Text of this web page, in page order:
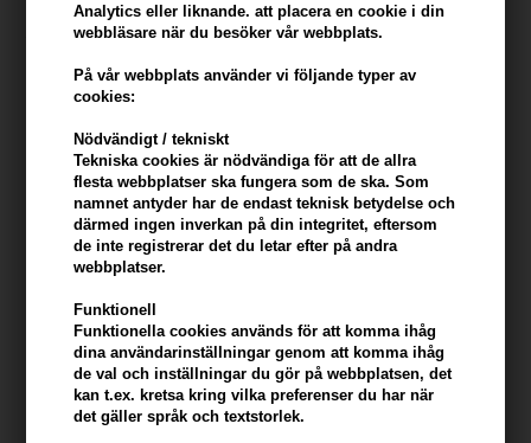
Analytics eller liknande. att placera en cookie i din
webbläsare när du besöker vår webbplats.
På vår webbplats använder vi följande typer av
cookies:
Nödvändigt / tekniskt
Tekniska cookies är nödvändiga för att de allra
flesta webbplatser ska fungera som de ska. Som
namnet antyder har de endast teknisk betydelse och
därmed ingen inverkan på din integritet, eftersom
de inte registrerar det du letar efter på andra
webbplatser.
Funktionell
Funktionella cookies används för att komma ihåg
dina användarinställningar genom att komma ihåg
de val och inställningar du gör på webbplatsen, det
kan t.ex. kretsa kring vilka preferenser du har när
det gäller språk och textstorlek.
Evolve Nightly Renew Facial Cream är en lugnande nattkräm som
tillför lite mer zen i din kvällsrutin. Utvecklad som den perfekta
partnern till Daily Renew Faical Cream - denna sensoriska nattkräm
hjälper till att avgifta, jämna ut och fast hud medan du sover.
Evolve Nightly Renew Facial Cream innehåller en avslappnande
kombination av tio eteriska oljor som skapar en känsla av lugn och
förbättrar sömnkvaliteten.
Ansökan
Applicera på ansikte, hals och dekolletage på kvällen som det sista
steget i din rutin.
Storlek: 30ml
Evolve Organic Beauty